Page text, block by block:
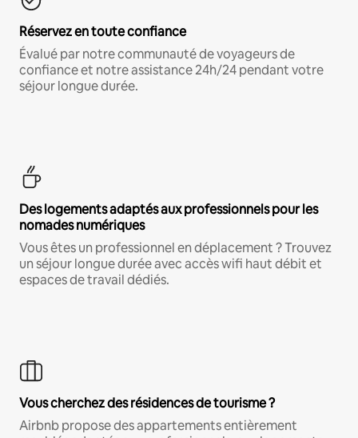
Réservez en toute confiance
Évalué par notre communauté de voyageurs de
confiance et notre assistance 24h/24 pendant votre
séjour longue durée.
Des logements adaptés aux professionnels pour les
nomades numériques
Vous êtes un professionnel en déplacement ? Trouvez
un séjour longue durée avec accès wifi haut débit et
espaces de travail dédiés.
Vous cherchez des résidences de tourisme ?
Airbnb propose des appartements entièrement